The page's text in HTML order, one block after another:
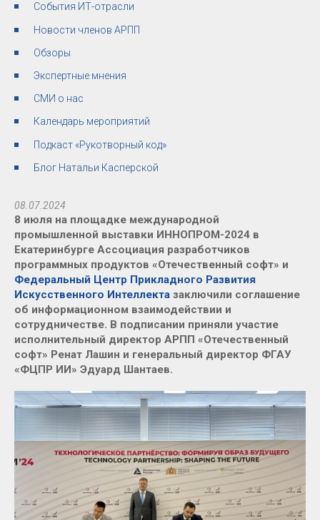
События ИТ-отрасли
Новости членов АРПП
Обзоры
Экспертные мнения
СМИ о нас
Календарь мероприятий
Подкаст «Рукотворный код»
Блог Натальи Касперской
08.07.2024
8 июля на площадке международной
промышленной выставки ИННОПРОМ-2024 в
Екатеринбурге Ассоциация разработчиков
программных продуктов «Отечественный софт» и
Федеральный Центр Прикладного Развития
Искусственного Интеллекта заключили соглашение
об информационном взаимодействии и
сотрудничестве. В подписании приняли участие
исполнительный директор АРПП «Отечественный
софт» Ренат Лашин и генеральный директор ФГАУ
«ФЦПР ИИ» Эдуард Шантаев.